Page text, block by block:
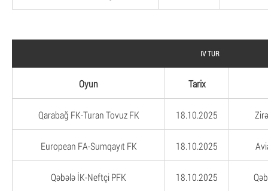
IV TUR
Oyun Tarix
Qarabağ FK-Turan Tovuz FK 18.10.2025
European FA-Sumqayıt FK 18.10.2025
Qəbələ İK-Neftçi PFK 18.10.2025